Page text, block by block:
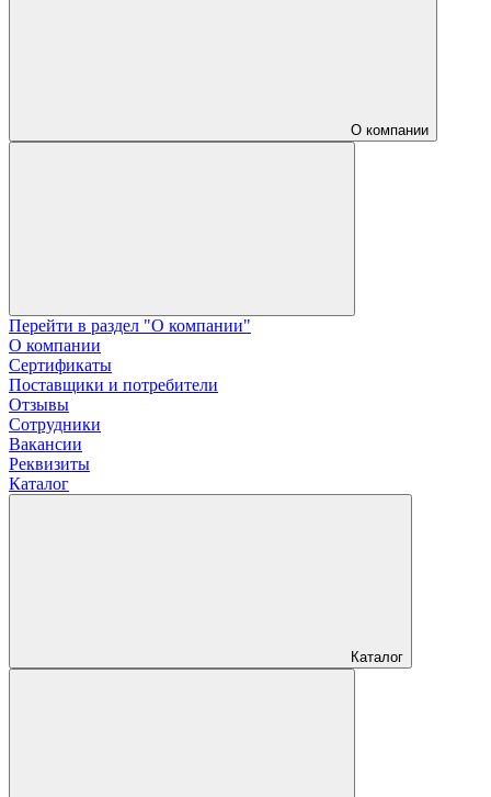
О компании
Перейти в раздел "О компании"
О компании
Сертификаты
Поставщики и потребители
Отзывы
Сотрудники
Вакансии
Реквизиты
Каталог
Каталог